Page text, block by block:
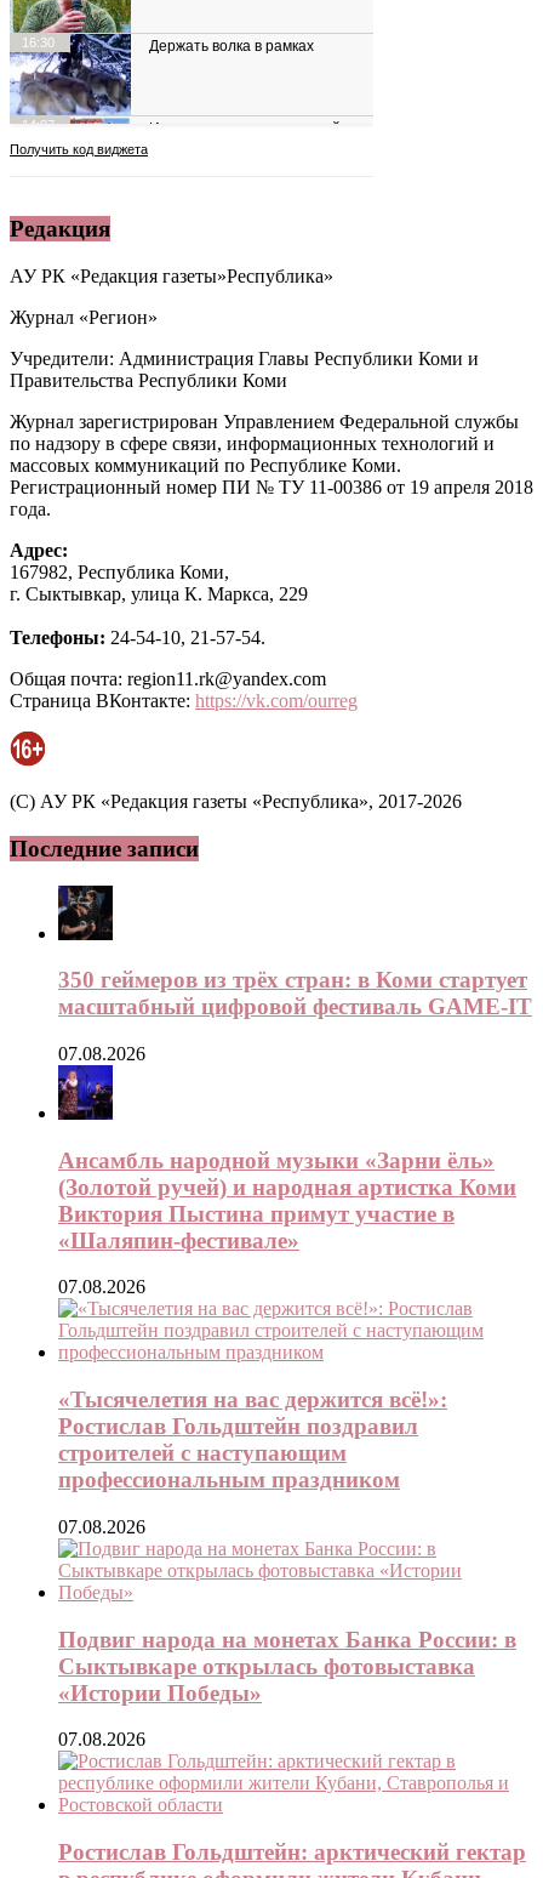
Редакция
АУ РК «Редакция газеты»Республика»
Журнал «Регион»
Учредители: Администрация Главы Республики Коми и
Правительства Республики Коми
Журнал зарегистрирован Управлением Федеральной службы
по надзору в сфере связи, информационных технологий и
массовых коммуникаций по Республике Коми.
Регистрационный номер ПИ № ТУ 11-00386 от 19 апреля 2018
года.
Адрес:
167982, Республика Коми,
г. Сыктывкар, улица К. Маркса, 229
Телефоны: 24-54-10, 21-57-54.
Общая почта: region11.rk@yandex.com
Страница ВКонтакте: https://vk.com/ourreg
(C) АУ РК «Редакция газеты «Республика», 2017-2026
Последние записи
350 геймеров из трёх стран: в Коми стартует
масштабный цифровой фестиваль GAME-IT
07.08.2026
Ансамбль народной музыки «Зарни ёль»
(Золотой ручей) и народная артистка Коми
Виктория Пыстина примут участие в
«Шаляпин-фестивале»
07.08.2026
«Тысячелетия на вас держится всё!»:
Ростислав Гольдштейн поздравил
строителей с наступающим
профессиональным праздником
07.08.2026
Подвиг народа на монетах Банка России: в
Сыктывкаре открылась фотовыставка
«Истории Победы»
07.08.2026
Ростислав Гольдштейн: арктический гектар